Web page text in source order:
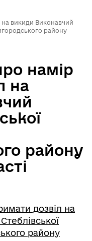
на викиди Виконавчий
району
намір
на
району
дозвіл на
району